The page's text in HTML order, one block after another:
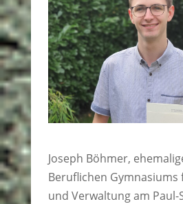
Joseph Böhmer,
Beruflichen
und Verwaltung am Paul-